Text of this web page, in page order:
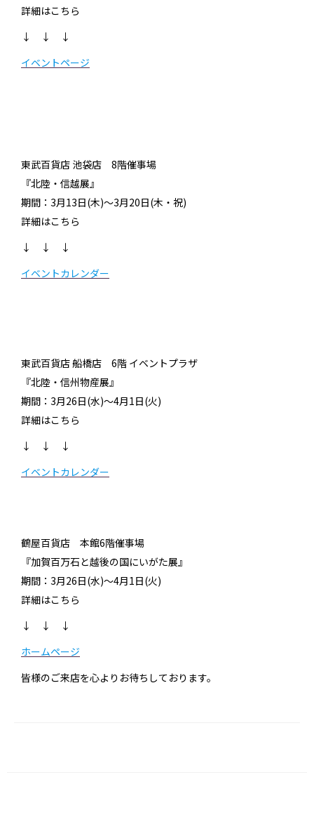
詳細はこちら
↓ ↓ ↓
イベントページ
東武百貨店 池袋店 8階催事場
『北陸・信越展』
期間：3月13日(木)～3月20日(木・祝)
詳細はこちら
↓ ↓ ↓
イベントカレンダー
東武百貨店 船橋店 6階 イベントプラザ
『北陸・信州物産展』
期間：3月26日(水)～4月1日(火)
詳細はこちら
↓ ↓ ↓
イベントカレンダー
鶴屋百貨店 本館6階催事場
『加賀百万石と越後の国にいがた展』
期間：3月26日(水)～4月1日(火)
詳細はこちら
↓ ↓ ↓
ホームページ
皆様のご来店を心よりお待ちしております。